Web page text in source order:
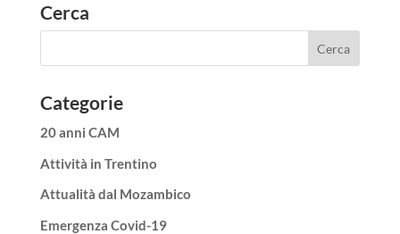
Cerca
Categorie
20 anni CAM
Attività in Trentino
Attualità dal Mozambico
Emergenza Covid-19